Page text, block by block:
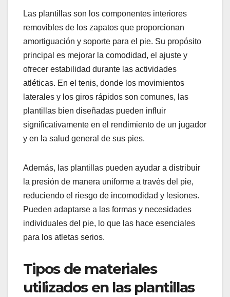
Las plantillas son los componentes interiores
removibles de los zapatos que proporcionan
amortiguación y soporte para el pie. Su propósito
principal es mejorar la comodidad, el ajuste y
ofrecer estabilidad durante las actividades
atléticas. En el tenis, donde los movimientos
laterales y los giros rápidos son comunes, las
plantillas bien diseñadas pueden influir
significativamente en el rendimiento de un jugador
y en la salud general de sus pies.
Además, las plantillas pueden ayudar a distribuir
la presión de manera uniforme a través del pie,
reduciendo el riesgo de incomodidad y lesiones.
Pueden adaptarse a las formas y necesidades
individuales del pie, lo que las hace esenciales
para los atletas serios.
Tipos de materiales
utilizados en las plantillas